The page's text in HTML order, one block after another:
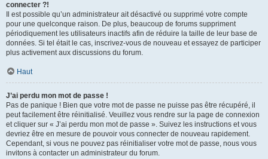
connecter ?!
Il est possible qu’un administrateur ait désactivé ou supprimé votre compte
pour une quelconque raison. De plus, beaucoup de forums suppriment
périodiquement les utilisateurs inactifs afin de réduire la taille de leur base de
données. Si tel était le cas, inscrivez-vous de nouveau et essayez de participer
plus activement aux discussions du forum.
Haut
J’ai perdu mon mot de passe !
Pas de panique ! Bien que votre mot de passe ne puisse pas être récupéré, il
peut facilement être réinitialisé. Veuillez vous rendre sur la page de connexion
et cliquer sur « J’ai perdu mon mot de passe ». Suivez les instructions et vous
devriez être en mesure de pouvoir vous connecter de nouveau rapidement.
Cependant, si vous ne pouvez pas réinitialiser votre mot de passe, nous vous
invitons à contacter un administrateur du forum.